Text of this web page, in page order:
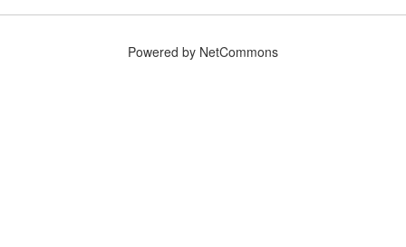
Powered by NetCommons